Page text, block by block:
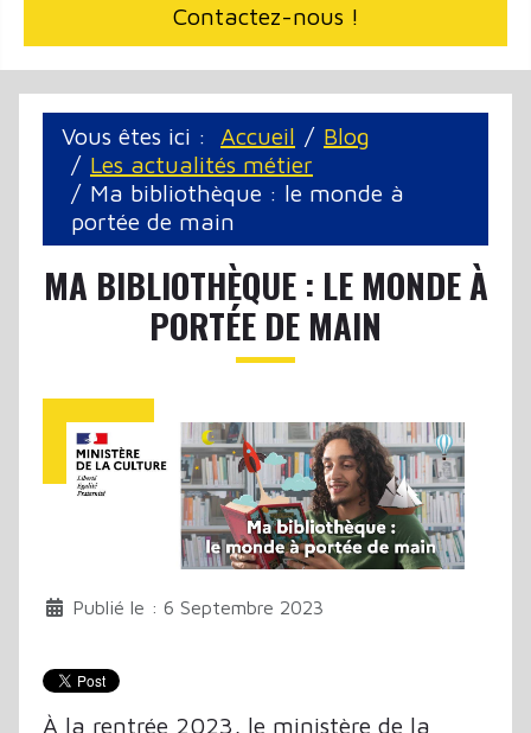
Contactez-nous !
Vous êtes ici : Accueil
Blog
Les actualités métier
Ma bibliothèque : le monde à
portée de main
MA BIBLIOTHÈQUE : LE MONDE À
PORTÉE DE MAIN
Publié le : 6 Septembre 2023
À la rentrée 2023, le ministère de la